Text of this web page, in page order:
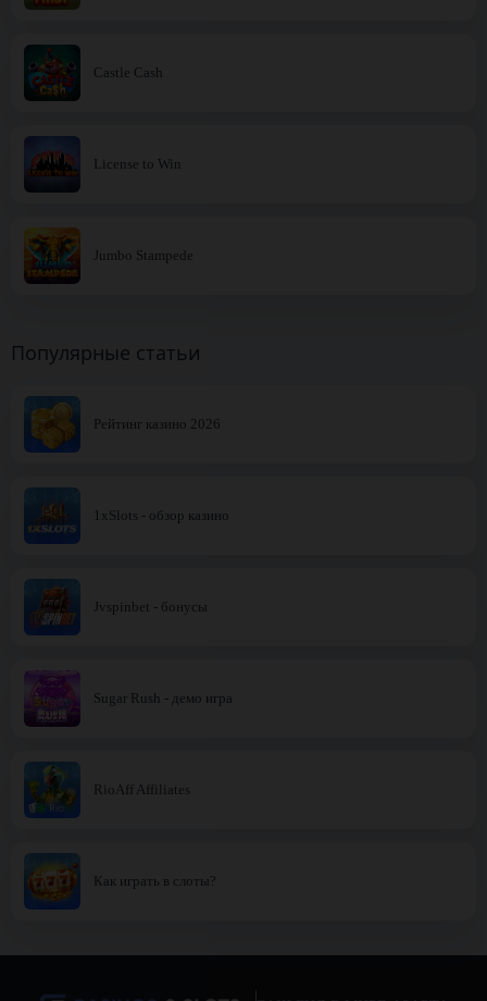
Castle Cash
License to Win
Jumbo Stampede
Популярные статьи
Рейтинг казино 2026
1xSlots - обзор казино
Jvspinbet - бонусы
Sugar Rush - демо игра
RioAff Affiliates
Как играть в слоты?